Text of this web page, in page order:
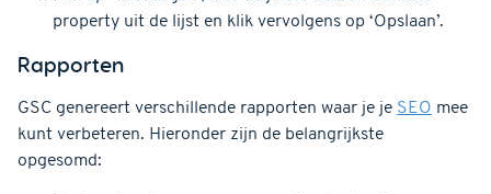
property uit de lijst en klik vervolgens op ‘Opslaan’.
Rapporten
GSC genereert verschillende rapporten waar je je SEO mee
kunt verbeteren. Hieronder zijn de belangrijkste
opgesomd: